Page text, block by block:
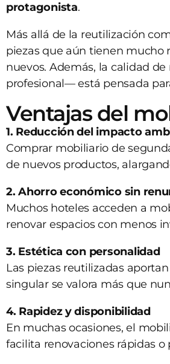
protagonista.
Más allá de la reutilización
piezas que aún tienen mucho
nuevos. Además, la calidad
profesional— está pensada
Ventajas del
1. Reducción del impacto
Comprar mobiliario de
de nuevos productos,
2. Ahorro económico sin
Muchos hoteles acceden a
renovar espacios con menos
3. Estética con personalidad
Las piezas reutilizadas
singular se valora más que
4. Rapidez y disponibilidad
En muchas ocasiones, el
facilita renovaciones rápidas